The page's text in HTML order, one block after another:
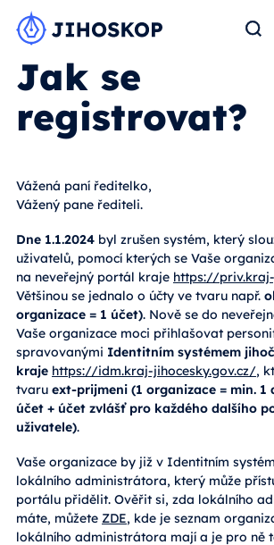
Jak se
registrovat?
Vážená paní ředitelko,
Vážený pane řediteli.
Dne 1.1.2024 byl zrušen systém, který
uživatelů, pomocí kterých se Vaše
na neveřejný portál kraje https://
Většinou se jednalo o účty ve tvaru např.
organizace = 1 účet). Nově se do
Vaše organizace moci přihlašovat
spravovanými Identitním systémem
kraje https://idm.kraj-jihocesky.gov.cz/,
tvaru ext-prijmeni (1 organizace = min.
účet + účet zvlášť pro každého dalšího
uživatele).
Vaše organizace by již v Identitním
lokálního administrátora, který může
portálu přidělit. Ověřit si, zda lokálního
máte, můžete ZDE, kde je seznam
lokálního administrátora mají a je pro ně